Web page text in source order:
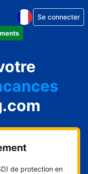
Se connecter
de protection en